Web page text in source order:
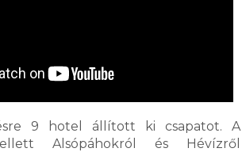
9 hotel állított ki csapatot. A
Alsópáhokról és Hévízről